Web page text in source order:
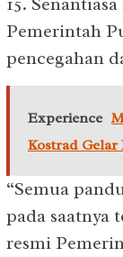
Pemerintah
pencegahan
Experience
Kostrad
“Semua
pada saatnya
resmi